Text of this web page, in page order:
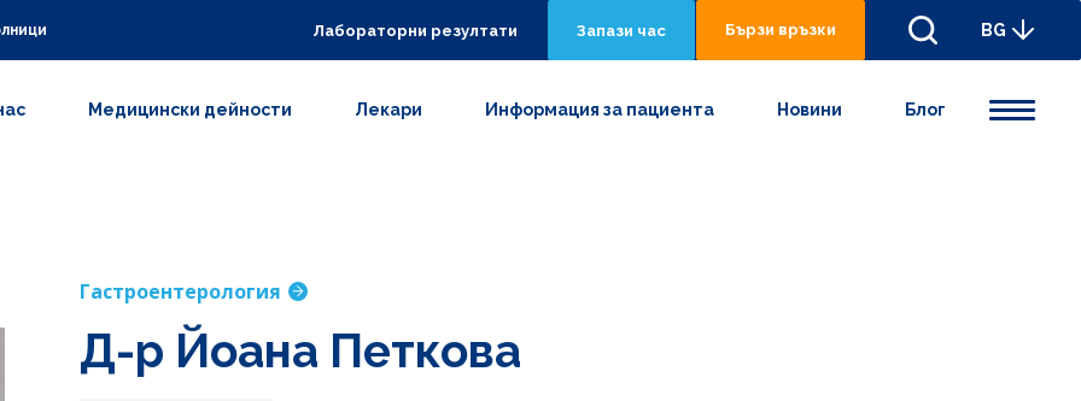
Лабораторни резултати Запази час Бързи връзки BG
Медицински дейности Лекари Информация за пациента Новини Блог
Гастроентерология
Д-р Йоана Петкова